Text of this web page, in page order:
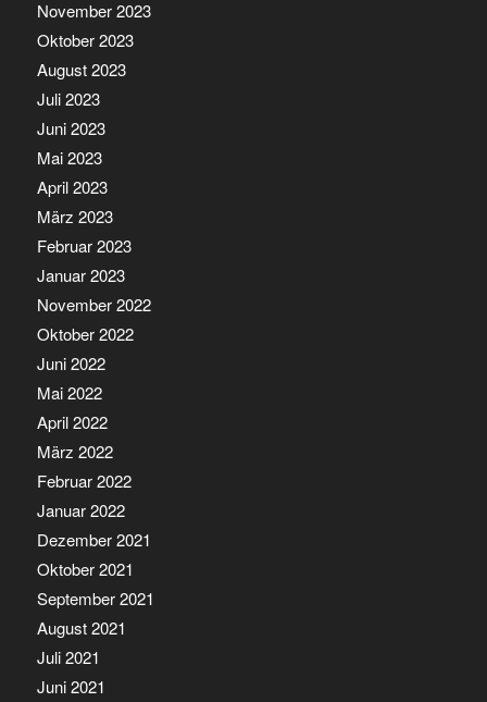
November 2023
Oktober 2023
August 2023
Juli 2023
Juni 2023
Mai 2023
April 2023
März 2023
Februar 2023
Januar 2023
November 2022
Oktober 2022
Juni 2022
Mai 2022
April 2022
März 2022
Februar 2022
Januar 2022
Dezember 2021
Oktober 2021
September 2021
August 2021
Juli 2021
Juni 2021